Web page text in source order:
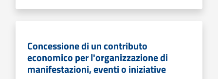
Concessione di un contributo
economico per l'organizzazione di
manifestazioni, eventi o iniziative